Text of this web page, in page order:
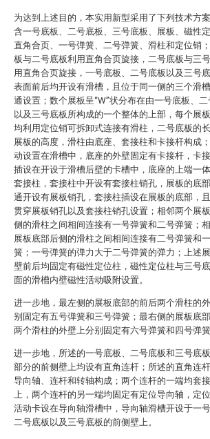
为达到上述目的，本实用新型采用了下列技术方
含一号底板、二号底板、三号底板、展板、磁性定
直角合页、一号弹簧、二号弹簧、滑柱和定位销
板与二号底板利用直角合页旋接，二号底板与三
用直角合页旋接，一号底板、二号底板以及三号
表面前后均开设有滑槽，且位于同一侧的三个滑
通设置；数个展板呈“W”状分布在由一号底板、二
以及三号底板所构成的一个整体的上部，每个展
均利用定位销可拆卸式连接有滑柱，二号底板的
展板的高度，滑柱由底座、套接柱和卡接杆构成
动设置在滑槽中，底座的外壁固定有卡接杆，卡
插设在开设于滑槽后壁的卡槽中，底座的上端一
套接柱，套接柱中开设有套接柱销孔，展板的底
通开设有展板销孔，套接柱插设在展板的底部，
贯穿展板销孔以及套接柱销孔设置；相邻两个展
侧的滑柱之间相间连接有一号弹簧和二号弹簧；
展板底部后侧的滑柱之间相间连接有二号弹簧和
簧；一号弹簧的弹力大于二号弹簧的弹力；上述
壁前后均固定有磁性定位柱，磁性定位柱与三号
面的滑槽内壁磁性活动吸附设置。
进一步地，最左侧的展板底部的前后两个滑柱的
别固定有五号弹簧和三号弹簧；最右侧的展板底
两个滑柱的外壁上分别固定有六号弹簧和四号弹簧
进一步地，所述的一号底板、二号底板和三号底
部分的前侧壁上均设有直角连杆；所述的直角连
导向轴、连杆和转轴构成；两个连杆的一端均套
上，两个连杆的另一端均固定有定位导向轴，定
活动卡设在导向轴滑槽中，导向轴滑槽开设于一号
二号底板以及三号底板的前侧壁上。